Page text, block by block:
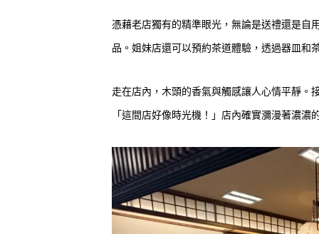
憑藉老店獨有的精準眼光，無論是送禮還是自
品。姐妹店還可以預約茶道體驗，透過器皿和
走在店內，木頭的香氣與觸感讓人心情平靜。
「這間店好像時光機！」店內確實瀰漫著濃濃